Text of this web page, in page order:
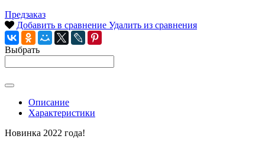
Предзаказ
Добавить в сравнение Удалить из сравнения
Выбрать
Описание
Характеристики
Новинка 2022 года!